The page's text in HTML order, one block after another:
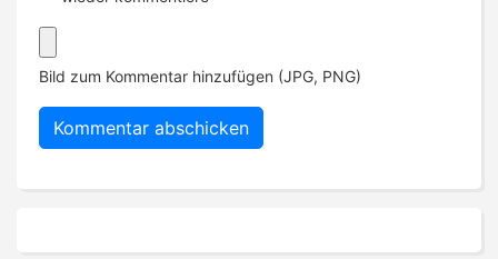
Bild zum Kommentar hinzufügen (JPG, PNG)